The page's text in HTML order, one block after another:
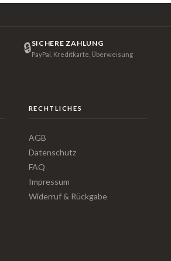
🔒SICHERE ZAHLUNG
PayPal, Kreditkarte, Überweisung
RECHTLICHES
AGB
Datenschutz
FAQ
Impressum
Widerruf & Rückgabe